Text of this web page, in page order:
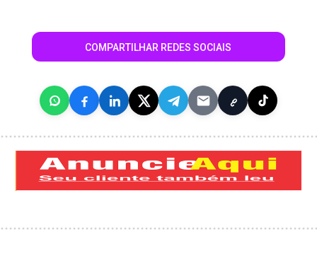
COMPARTILHAR REDES SOCIAIS